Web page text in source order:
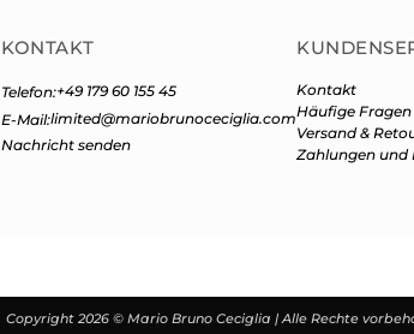
KONTAKT
Telefon:+49 179 60 155 45
E-Mail:limited@mariobrunoceciglia.com
Nachricht senden
Kontakt
Häufige Fragen
Versand &
Zahlungen und
Copyright 2026 © Mario Bruno Ceciglia | Alle Rechte